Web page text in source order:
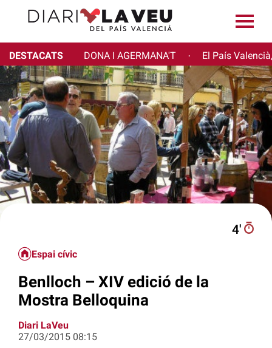
DESTACATS DONA I AGERMANA'T · El País
4′
Espai cívic
Benlloch – XIV edició de la
Mostra Belloquina
Diari LaVeu
27/03/2015 08:15